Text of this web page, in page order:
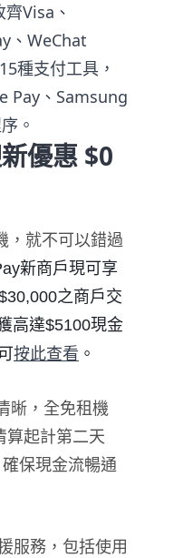
Visa、
、WeChat
種支付工具，
Pay、Samsung
。
優惠 $0
，就不可以錯過
新商戶現可享
之商戶交
高達$5100現金
按此查看 。
晰，全免租機
算起計第二天
保現金流暢通
服務，包括使用